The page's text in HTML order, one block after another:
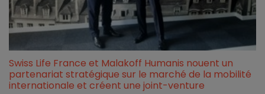
Swiss Life France et Malakoff Humanis nouent un
partenariat stratégique sur le marché de la mobilité
internationale et créent une joint-venture